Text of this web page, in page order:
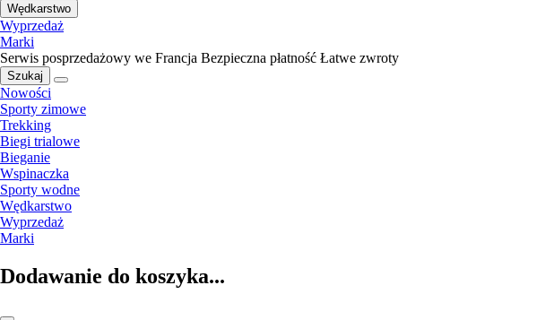
Wędkarstwo
Wyprzedaż
Marki
Serwis posprzedażowy we Francja Bezpieczna płatność Łatwe zwroty
Szukaj
Nowości
Sporty zimowe
Trekking
Biegi trialowe
Bieganie
Wspinaczka
Sporty wodne
Wędkarstwo
Wyprzedaż
Marki
Dodawanie do koszyka...